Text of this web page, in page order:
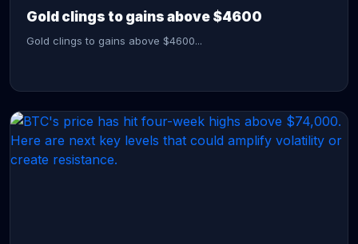
Gold clings to gains above $4600
Gold clings to gains above $4600...